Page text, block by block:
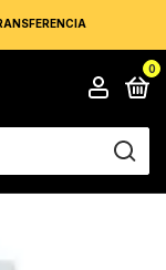
0